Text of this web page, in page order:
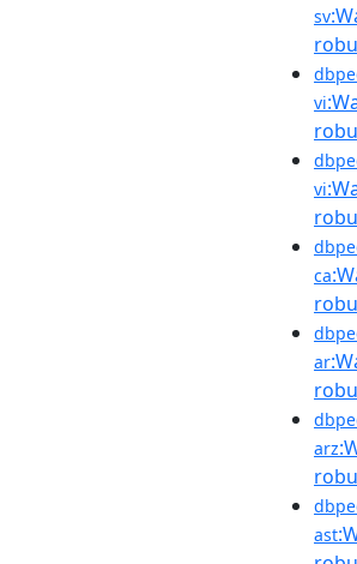
sv
vi
vi
ca
ar
arz
ast